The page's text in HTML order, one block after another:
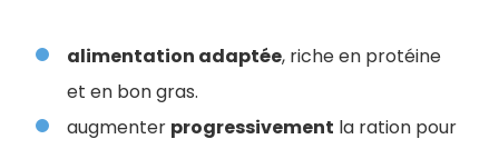
alimentation adaptée, riche en protéine
et en bon gras.
augmenter progressivement la ration pour